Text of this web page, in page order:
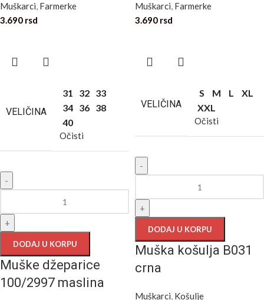
Muškarci, Farmerke
3.690 rsd
Muškarci, Farmerke
3.690 rsd
VELIČINA
31 32 33
34 36 38
40
Očisti
-
+
DODAJ U KORPU
Muške džeparice
100/2997 maslina
VELIČINA
S M L
XL
XXL
Očisti
-
+
DODAJ U KORPU
Muška košulja B031
crna
Muškarci, Košulje